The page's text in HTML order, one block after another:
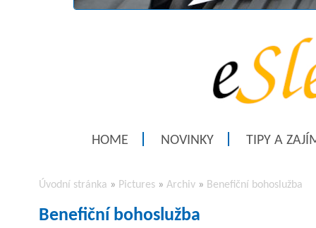
HOME NOVINKY TIPY A
Úvodní stránka » Pictures » Archiv » Benefiční bohoslužba
Benefiční bohoslužba